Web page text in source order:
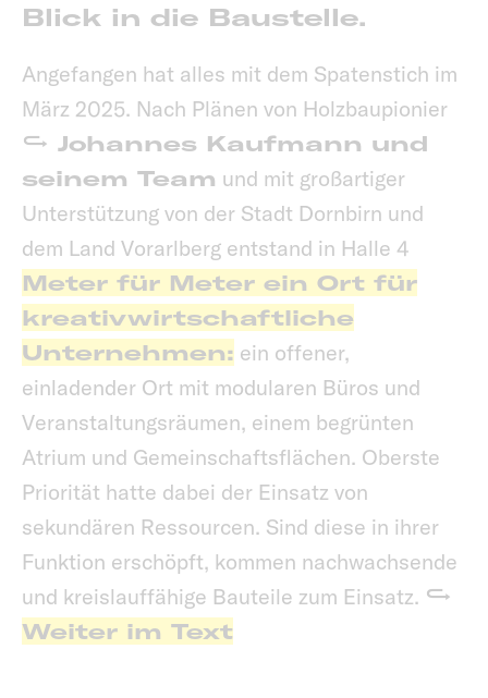
Blick in die Baustelle.
Angefangen hat alles mit dem Spatenstich im
März 2025. Nach Plänen von Holzbaupionier
Johannes Kaufmann und
seinem Team und mit großartiger
Unterstützung von der Stadt Dornbirn und
dem Land Vorarlberg entstand in Halle 4
Meter für Meter ein Ort für
kreativwirtschaftliche
Unternehmen: ein offener,
einladender Ort mit modularen Büros und
Veranstaltungsräumen, einem begrünten
Atrium und Gemeinschaftsflächen. Oberste
Priorität hatte dabei der Einsatz von
sekundären Ressourcen. Sind diese in ihrer
Funktion erschöpft, kommen nachwachsende
und kreislauffähige Bauteile zum Einsatz.
Weiter im Text